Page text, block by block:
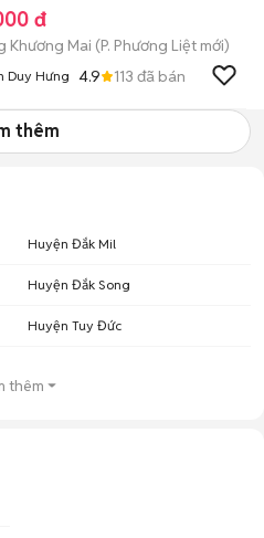
đ
Khương Mai (P. Phương Liệt mới)
Duy Hưng 4.9 113 đã bán
thêm
Huyện Đắk Mil
Huyện Đắk Song
Huyện Tuy Đức
thêm